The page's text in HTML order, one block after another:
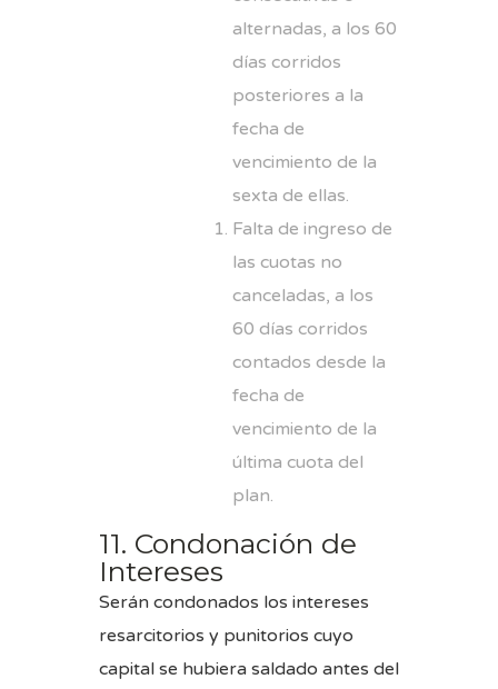
alternadas, a los 60
días corridos
posteriores a la
fecha de
vencimiento de la
sexta de ellas.
Falta de ingreso de
las cuotas no
canceladas, a los
60 días corridos
contados desde la
fecha de
vencimiento de la
última cuota del
plan.
11. Condonación de
Intereses
Serán condonados los intereses
resarcitorios y punitorios cuyo
capital se hubiera saldado antes del